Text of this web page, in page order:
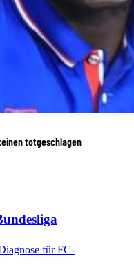
totgeschlagen
für FC-